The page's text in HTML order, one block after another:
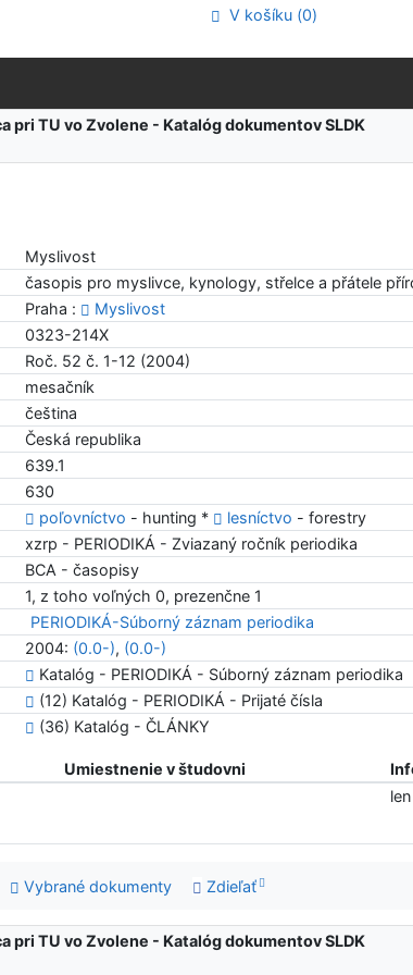
V košíku (0)
pri TU vo Zvolene - Katalóg dokumentov SLDK
Myslivost
časopis pro myslivce, kynology, střelce a přátele
Praha :
Myslivost
0323-214X
Roč. 52 č. 1-12 (2004)
mesačník
čeština
Česká republika
639.1
630
poľovníctvo - hunting * lesníctvo - forestry
xzrp - PERIODIKÁ - Zviazaný ročník periodika
BCA - časopisy
1, z toho voľných 0, prezenčne 1
PERIODIKÁ-Súborný záznam periodika
2004: (0.0-), (0.0-)
Katalóg - PERIODIKÁ - Súborný záznam periodika
(12) Katalóg - PERIODIKÁ - Prijaté čísla
(36) Katalóg - ČLÁNKY
Umiestnenie v študovni
Vybrané dokumenty Zdieľať
pri TU vo Zvolene - Katalóg dokumentov SLDK